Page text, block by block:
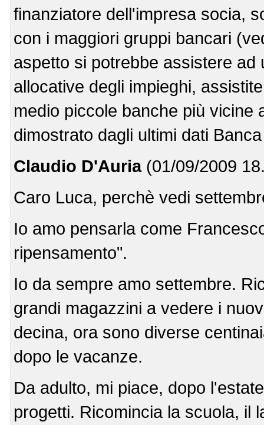
finanziatore dell'impresa socia,
con i maggiori gruppi bancari
aspetto si potrebbe assistere
allocative degli impieghi,
medio piccole banche più vicine
dimostrato dagli ultimi dati
Claudio D'Auria(01/09/2009
Caro Luca, perchè vedi
Io amo pensarla come
ripensamento".
Io da sempre amo settembre.
grandi magazzini a vedere i
decina, ora sono diverse
dopo le vacanze.
Da adulto, mi piace, dopo
progetti. Ricomincia la scuola, il